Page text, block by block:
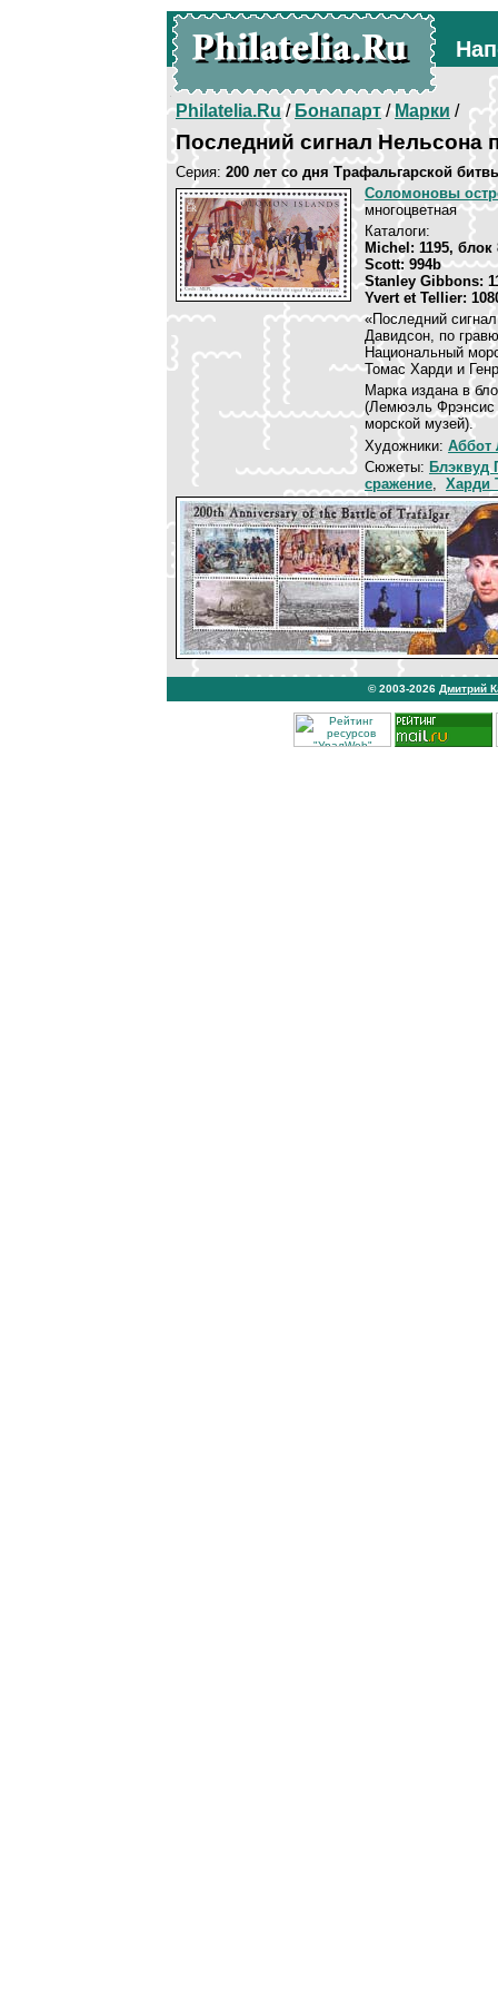
Philatelia.Ru/Бонапарт/Марки /
Последний сигнал Нельсона
Серия: 200 лет со дня Трафальгарской
Соломоновы
многоцветная
Каталоги:
Michel: 1195, блок
Scott: 994b
Stanley Gibbons:
Yvert et Tellier:
«Последний
Давидсон, по
Национальный
Томас Харди и
Марка издана в
(Лемюэль Фрэнсис
морской музей).
Художники: Аббот
Сюжеты: Блэквуд
сражение, Харди
© 2003-2026 Дмитрий